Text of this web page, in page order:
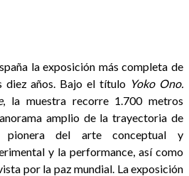
la exposición más completa de
diez años. Bajo el título Yoko Ono.
, la muestra recorre 1.700 metros
amplio de la trayectoria de
pionera del arte conceptual y
y la performance, así como
por la paz mundial. La exposición